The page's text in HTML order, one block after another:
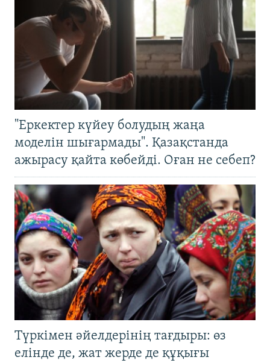
"Еркектер күйеу болудың жаңа
моделін шығармады". Қазақстанда
ажырасу қайта көбейді. Оған не себеп?
Түркімен әйелдерінің тағдыры: өз
елінде де, жат жерде де құқығы